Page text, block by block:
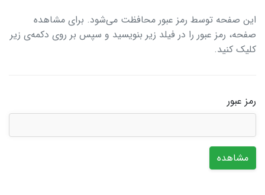
این صفحه توسط رمز عبور محافظت می‌شود. برای مشاهده
صفحه، رمز عبور را در فیلد زیر بنویسید و سپس بر روی دکمه‌ی زیر
کلیک کنید.
رمز عبور
مشاهده